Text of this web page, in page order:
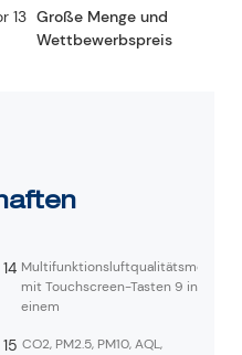
Große Menge und
Wettbewerbspreis
Multifunktionsluftqualitätsmonitor
mit Touchscreen-Tasten 9 in
einem
CO2, PM2.5, PM10, AQL,